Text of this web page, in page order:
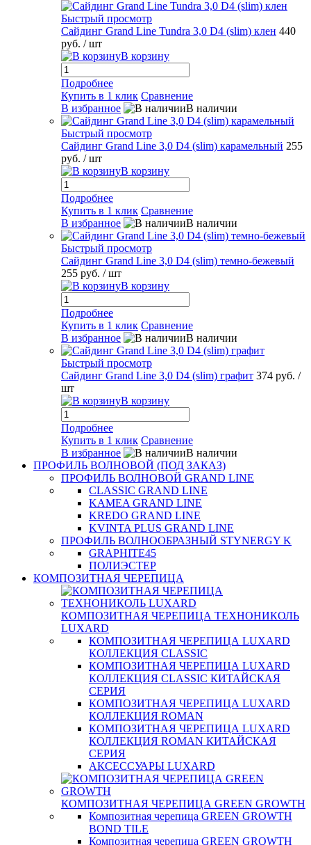
Быстрый просмотр
Сайдинг Grand Line Tundra 3,0 D4 (slim) клен 440
руб. / шт
В корзину
Подробнее
Купить в 1 клик Сравнение
В избранное
В наличии
Быстрый просмотр
Сайдинг Grand Line 3,0 D4 (slim) карамельный 255
руб. / шт
В корзину
Подробнее
Купить в 1 клик Сравнение
В избранное
В наличии
Быстрый просмотр
Сайдинг Grand Line 3,0 D4 (slim) темно-бежевый
255 руб. / шт
В корзину
Подробнее
Купить в 1 клик Сравнение
В избранное
В наличии
Быстрый просмотр
Сайдинг Grand Line 3,0 D4 (slim) графит 374 руб. /
шт
В корзину
Подробнее
Купить в 1 клик Сравнение
В избранное
В наличии
ПРОФИЛЬ ВОЛНОВОЙ (ПОД ЗАКАЗ)
ПРОФИЛЬ ВОЛНОВОЙ GRAND LINE
CLASSIC GRAND LINE
KAMEA GRAND LINE
KREDO GRAND LINE
KVINTA PLUS GRAND LINE
ПРОФИЛЬ ВОЛНООБРАЗНЫЙ STYNERGY K
GRAPHITE45
ПОЛИЭСТЕР
КОМПОЗИТНАЯ ЧЕРЕПИЦА
КОМПОЗИТНАЯ ЧЕРЕПИЦА ТЕХНОНИКОЛЬ
LUXARD
КОМПОЗИТНАЯ ЧЕРЕПИЦА LUXARD
КОЛЛЕКЦИЯ CLASSIC
КОМПОЗИТНАЯ ЧЕРЕПИЦА LUXARD
КОЛЛЕКЦИЯ CLASSIC КИТАЙСКАЯ
СЕРИЯ
КОМПОЗИТНАЯ ЧЕРЕПИЦА LUXARD
КОЛЛЕКЦИЯ ROMAN
КОМПОЗИТНАЯ ЧЕРЕПИЦА LUXARD
КОЛЛЕКЦИЯ ROMAN КИТАЙСКАЯ
СЕРИЯ
АКСЕССУАРЫ LUXARD
КОМПОЗИТНАЯ ЧЕРЕПИЦА GREEN GROWTH
Композитная черепица GREEN GROWTH
BOND TILE
Композитная черепица GREEN GROWTH